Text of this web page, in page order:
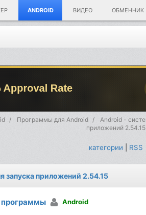
ANDROID ВИДЕО ОБМЕННИК
Программы для Android Android -
приложений 2.54.15
категории RSS
запуска приложений 2.54.15
Android